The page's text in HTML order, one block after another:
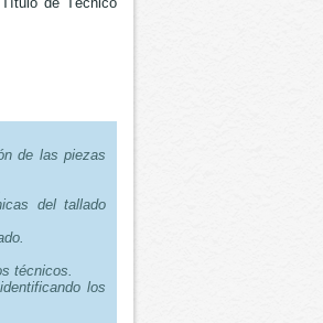
de las piezas
del tallado
técnicos.
los